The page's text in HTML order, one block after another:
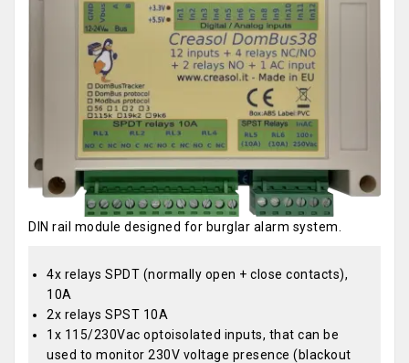
DIN rail module designed for burglar alarm system.
4x relays SPDT (normally open + close contacts),
10A
2x relays SPST 10A
1x 115/230Vac optoisolated inputs, that can be
used to monitor 230V voltage presence (blackout